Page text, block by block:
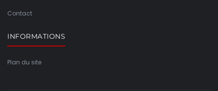
Contact
INFORMATIONS
Plan du site